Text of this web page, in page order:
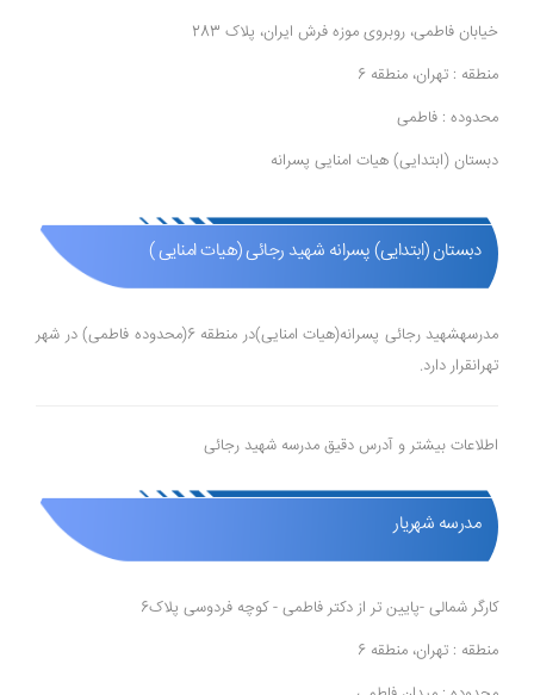
خیابان فاطمی، روبروی موزه فرش ایران، پلاک 283
منطقه : تهران، منطقه 6
محدوده : فاطمی
دبستان (ابتدایی) هیات امنایی پسرانه
دبستان (ابتدایی) پسرانه شهید رجائی (هیات امنایی )
مدرسهشهید رجائی پسرانه(هیات امنایی)در منطقه 6(محدوده فاطمی) در شهر
تهرانقرار دارد.
اطلاعات بیشتر و آدرس دقیق مدرسه شهید رجائی
مدرسه شهریار
کارگر شمالی -پایین تر از دکتر فاطمی - کوچه فردوسی پلاک6
منطقه : تهران، منطقه 6